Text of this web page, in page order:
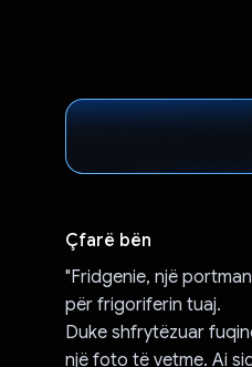
Çfarë bën
"Fridgenie, një
për frigoriferin tuaj.
Duke shfrytëzuar
një foto të vetme. Ai